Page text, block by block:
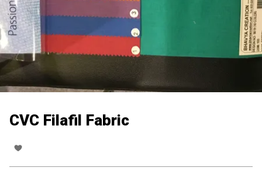
CVC Filafil Fabric